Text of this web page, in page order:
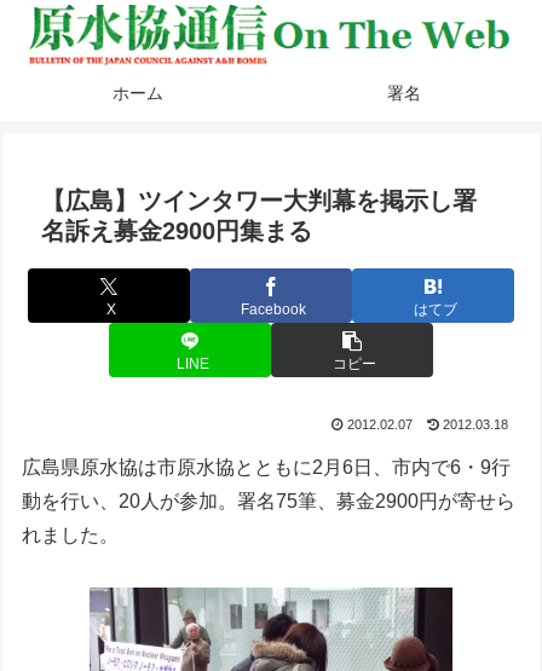
ホーム 署名
【広島】ツインタワー大判幕を掲示し署
名訴え募金2900円集まる
X Facebook はてブ
LINE コピー
2012.02.07 2012.03.18
広島県原水協は市原水協とともに2月6日、市内で6・9行
動を行い、20人が参加。署名75筆、募金2900円が寄せら
れました。